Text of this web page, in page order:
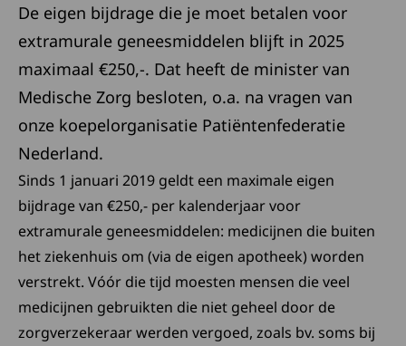
​​​​​​De eigen bijdrage die je moet betalen voor
extramurale geneesmiddelen blijft in 2025
maximaal €250,-. Dat heeft de minister van
Medische Zorg besloten, o.a. na vragen van
onze koepelorganisatie Patiëntenfederatie
Nederland.
Sinds 1 januari 2019 geldt een maximale eigen
bijdrage van €250,- per kalenderjaar voor
extramurale geneesmiddelen: medicijnen die buiten
het ziekenhuis om (via de eigen apotheek) worden
verstrekt. Vóór die tijd moesten mensen die veel
medicijnen gebruikten die niet geheel door de
zorgverzekeraar werden vergoed, zoals bv. soms bij